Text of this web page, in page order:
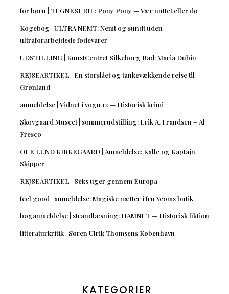
for børn | TEGNESERIE: Pony Pony — Vær nuttet eller dø
Kogebog | ULTRA NEMT: Nemt og sundt uden
ultraforarbejdede fødevarer
UDSTILLING | KunstCentret Silkeborg Bad: Maria Dubin
REJSEARTIKEL | En storslået og tankevækkende rejse til
Grønland
anmeldelse | Vidnet i vogn 12 — Historisk krimi
Skovgaard Museet | sommerudstilling: Erik A. Frandsen – Al
Fresco
OLE LUND KIRKEGAARD | Anmeldelse: Kalle og Kaptajn
Skipper
REJSEARTIKEL | Seks uger gennem Europa
feel good | anmeldelse: Magiske nætter i fru Yeoms butik
boganmeldelse | strandlæsning: HAMNET — Historisk fiktion
litteraturkritik | Søren Ulrik Thomsens København
KATEGORIER